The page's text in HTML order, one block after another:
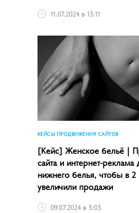
11.07.2024 в 13:11
КЕЙСЫ ПРОДВИЖЕНИЯ САЙТОВ
[Кейс] Женское бельё |
сайта и интернет-реклама
нижнего белья, чтобы в 2
увеличили продажи
09.07.2024 в 3:03